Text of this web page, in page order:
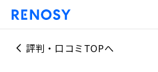
評判・口コミTOPへ